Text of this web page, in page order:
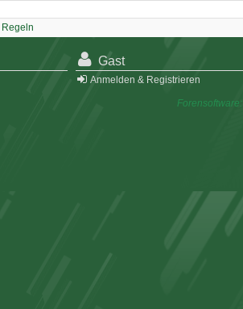
Regeln
Gast
Anmelden & Registrieren
Forensoftware: